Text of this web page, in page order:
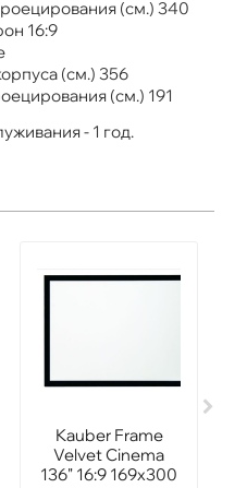
(см.) 340
16:9
(см.) 356
(см.) 191
- 1 год.
Kauber Frame
Velvet Cinema
136" 16:9 169x300